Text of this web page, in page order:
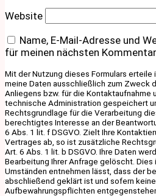
Website
Name, E-Mail-Adresse und
für meinen nächsten
Mit der Nutzung dieses Formulars erteile
meine Daten ausschließlich zum Zweck
Anliegens bzw. für die Kontaktaufnahme
technische Administration gespeichert
Rechtsgrundlage für die Verarbeitung
berechtigtes Interesse an der
6 Abs. 1 lit. f DSGVO. Zielt Ihre
Vertrages ab, so ist zusätzliche
Art. 6 Abs. 1 lit. b DSGVO. Ihre Daten
Bearbeitung Ihrer Anfrage gelöscht. Dies
Umständen entnehmen lässt, dass der
abschließend geklärt ist und sofern
Aufbewahrungspflichten